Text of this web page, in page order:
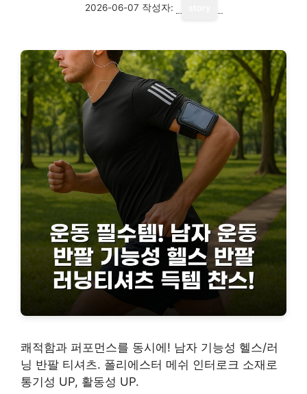
2026-06-07 작성자:
쾌적함과 퍼포먼스를 동시에! 남자 기능성 헬스/러
닝 반팔 티셔츠. 폴리에스터 메쉬 인터로크 소재로
통기성 UP, 활동성 UP.